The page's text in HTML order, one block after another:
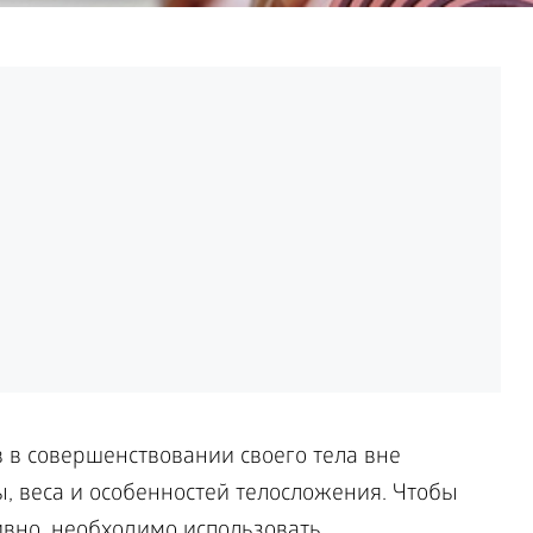
в совершенствовании своего тела вне
и особенностей телосложения. Чтобы